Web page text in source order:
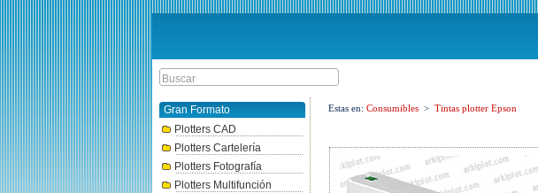
Gran Formato
Plotters CAD
Plotters Cartelería
Plotters Fotografía
Plotters Multifunción
Estas en: Consumibles > Tintas plotter Epson